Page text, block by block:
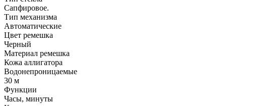
Сапфировое.
Тип механизма
Автоматические
Цвет ремешка
Черный
Материал ремешка
Кожа аллигатора
Водонепроницаемые
30 м
Функции
Часы, минуты